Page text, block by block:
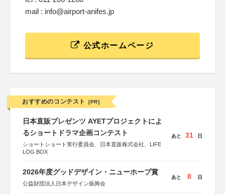
mail : info@airport-anifes.jp
公式ホームページ
おすすめのコンテスト [PR]
日本直販プレゼンツ AYETプロジェクトによ
るショートドラマ企画コンテスト
ショートショート実行委員会、日本直販株式会社、LIFE
LOG BOX
あと 31 日
2026年度グッドデザイン・ニューホープ賞
公益財団法人日本デザイン振興会
あと 8 日